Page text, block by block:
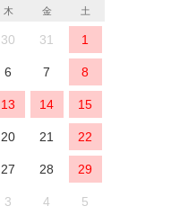
木 金 土
30 31 1
6 7 8
13 14 15
20 21 22
27 28 29
3 4 5